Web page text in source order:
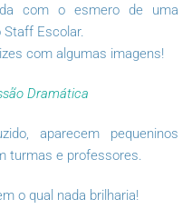
com o esmero de uma
Staff Escolar.
com algumas imagens!
Dramática
aparecem pequeninos
turmas e professores.
o qual nada brilharia!